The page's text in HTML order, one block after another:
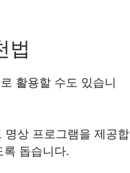
법
활용할 수도 있습니
명상 프로그램을 제공합
돕습니다.